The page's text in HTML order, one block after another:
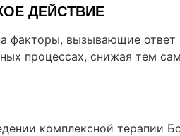
ДЕЙСТВИЕ
факторы, вызывающие
процессах, снижая тем
комплексной терапии